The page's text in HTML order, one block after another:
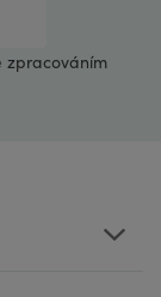
zpracováním